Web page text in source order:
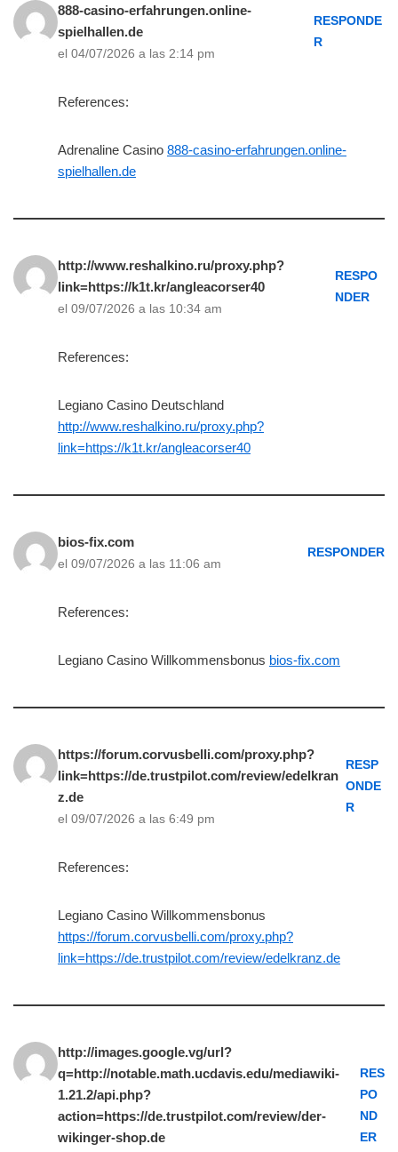
888-casino-erfahrungen.online-
spielhallen.de
el 04/07/2026 a las 2:14 pm
RESPONDE
R
References:
Adrenaline Casino 888-casino-erfahrungen.online-
spielhallen.de
http://www.reshalkino.ru/proxy.php?
link=https://k1t.kr/angleacorser40
el 09/07/2026 a las 10:34 am
RESPO
NDER
References:
Legiano Casino Deutschland
http://www.reshalkino.ru/proxy.php?
link=https://k1t.kr/angleacorser40
bios-fix.com
el 09/07/2026 a las 11:06 am
RESPONDER
References:
Legiano Casino Willkommensbonus bios-fix.com
https://forum.corvusbelli.com/proxy.php?
link=https://de.trustpilot.com/review/edelkran
z.de
el 09/07/2026 a las 6:49 pm
RESP
ONDE
R
References:
Legiano Casino Willkommensbonus
https://forum.corvusbelli.com/proxy.php?
link=https://de.trustpilot.com/review/edelkranz.de
http://images.google.vg/url?
q=http://notable.math.ucdavis.edu/mediawiki-
1.21.2/api.php?
action=https://de.trustpilot.com/review/der-
wikinger-shop.de
RES
PO
ND
ER